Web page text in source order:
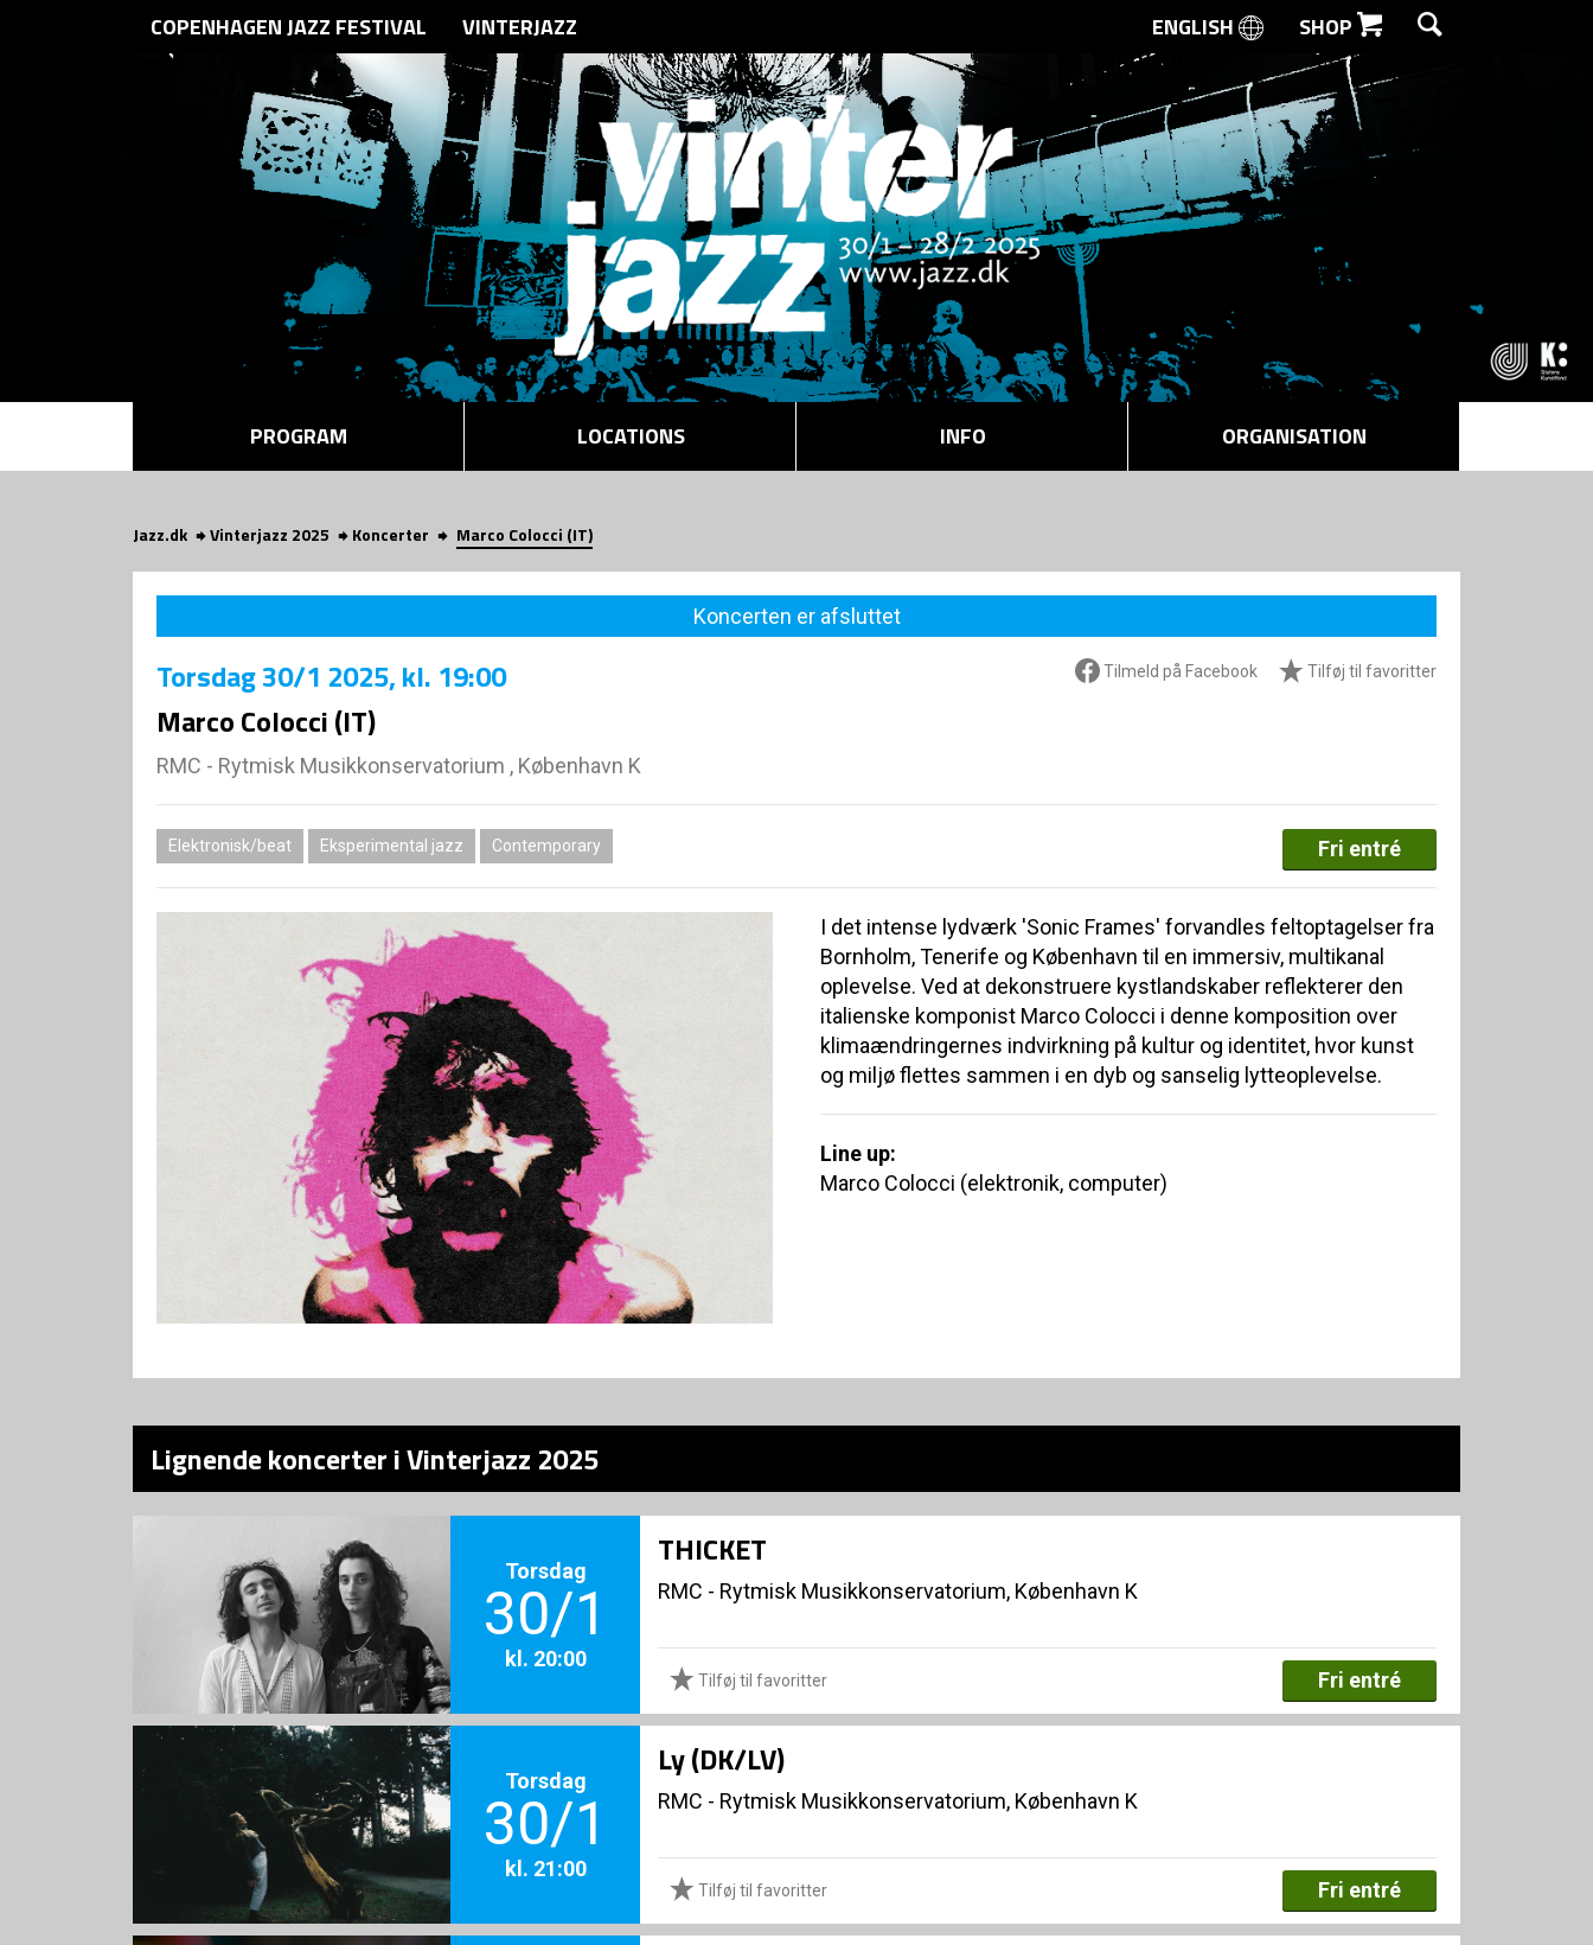
SØG
COPENHAGEN JAZZ FESTIVAL VINTERJAZZ ENGLISH SHOP
PROGRAM LOCATIONS INFO ORGANISATION
Jazz.dk Vinterjazz 2025 Koncerter Marco Colocci (IT)
Koncerten er afsluttet
Tilmeld på Facebook Tilføj til favoritter
Torsdag30/1 2025, kl. 19:00
Marco Colocci (IT)
RMC - Rytmisk Musikkonservatorium , København K
Elektronisk/beat Eksperimental jazz Contemporary Fri entré
I det intense lydværk 'Sonic Frames' forvandles feltoptagelser fra
Bornholm, Tenerife og København til en immersiv, multikanal
oplevelse. Ved at dekonstruere kystlandskaber reflekterer den
italienske komponist Marco Colocci i denne komposition over
klimaændringernes indvirkning på kultur og identitet, hvor kunst
og miljø flettes sammen i en dyb og sanselig lytteoplevelse.
Line up:
Marco Colocci (elektronik, computer)
Lignende koncerter i Vinterjazz 2025
Torsdag
30/1
kl. 20:00
THICKET
RMC - Rytmisk Musikkonservatorium, København K
Tilføj til favoritter Fri entré
Torsdag
30/1
kl. 21:00
Ly (DK/LV)
RMC - Rytmisk Musikkonservatorium, København K
Tilføj til favoritter Fri entré